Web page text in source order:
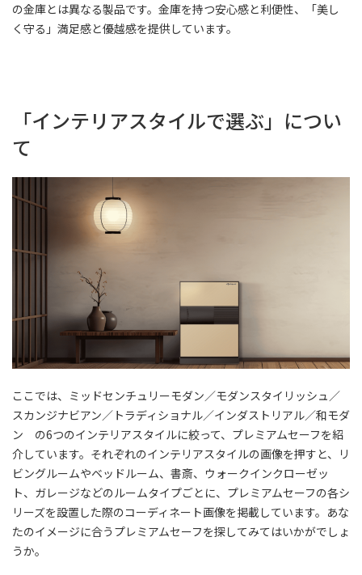
の金庫とは異なる製品です。金庫を持つ安心感と利便性、「美し
く守る」満足感と優越感を提供しています。
「インテリアスタイルで選ぶ」につい
て
ここでは、ミッドセンチュリーモダン／モダンスタイリッシュ／
スカンジナビアン／トラディショナル／インダストリアル／和モダ
ン の6つのインテリアスタイルに絞って、プレミアムセーフを紹
介しています。それぞれのインテリアスタイルの画像を押すと、リ
ビングルームやベッドルーム、書斎、ウォークインクローゼッ
ト、ガレージなどのルームタイプごとに、プレミアムセーフの各シ
リーズを設置した際のコーディネート画像を掲載しています。あな
たのイメージに合うプレミアムセーフを探してみてはいかがでしょ
うか。